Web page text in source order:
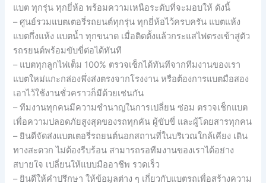
แบต ทุกรุ่น ทุกยี่ห้อ พร้อมความเหนือระดับที่จะมอบให้ ดังนี้
– ศูนย์รวมแบตเตอรี่รถยนต์ทุกรุ่น ทุกยี่ห้อไว้ครบครัน แบตแห้ง
แบตกึ่งแห้ง แบตน้ำ ทุกขนาด เมื่อติดตั้งแล้วกระแสไฟตรงเข้าสู่ตัว
รถรยนต์พร้อมขับขี่ต่อได้ทันที
– แบตทุกลูกไฟเต็ม 100% ตรวจเช็กได้ทันทีจากทีมงานของเรา
แบตใหม่แกะกล่องพึ่งส่งตรงจากโรงงาน หรือต้องการแบตมือสอง
เอาไว้ใช้งานชั่วคราวก็มีด้วยเช่นกัน
– ทีมงานทุกคนมีความชำนาญในการเปลี่ยน ซ่อม ตรวจเช็กแบต
เพื่อความปลอดภัยสูงสุดของรถทุกคัน ผู้ขับขี่ และผู้โดยสารทุกคน
– ยินดีจัดส่งแบตเตอรี่รถยนต์นอกสถานที่ในบริเวณใกล้เคียง เดิน
ทางสะดวก ไม่ต้องรีบร้อน สามารถรอทีมงานของเราได้อย่าง
สบายใจ เปลี่ยนให้แบบมืออาชีพ รวดเร็ว
– ยินดีให้คำปรึกษา ให้ข้อมูลต่าง ๆ เกี่ยวกับแบตรถเพื่อสร้างความ